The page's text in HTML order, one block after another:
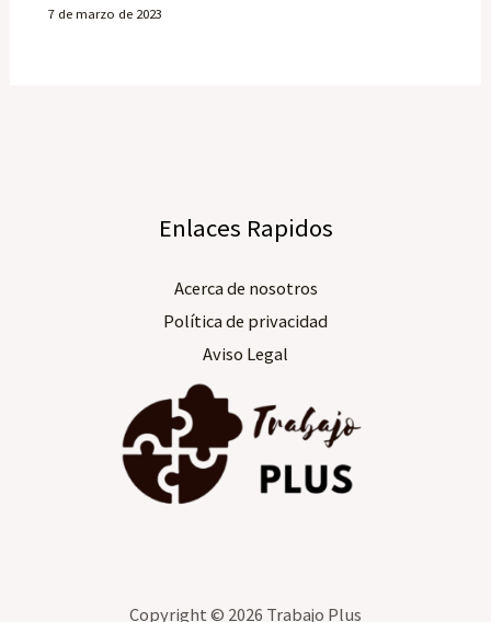
7 de marzo de 2023
Enlaces Rapidos
Acerca de nosotros​
Política de privacidad
Aviso Legal
Copyright © 2026 Trabajo Plus